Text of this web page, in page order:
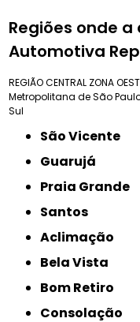
Regiões onde
Automotiva
REGIÃO CENTRAL ZONA
Metropolitana de São
Sul
São Vicente
Guarujá
Praia Grande
Santos
Aclimação
Bela Vista
Bom Retiro
Consolação